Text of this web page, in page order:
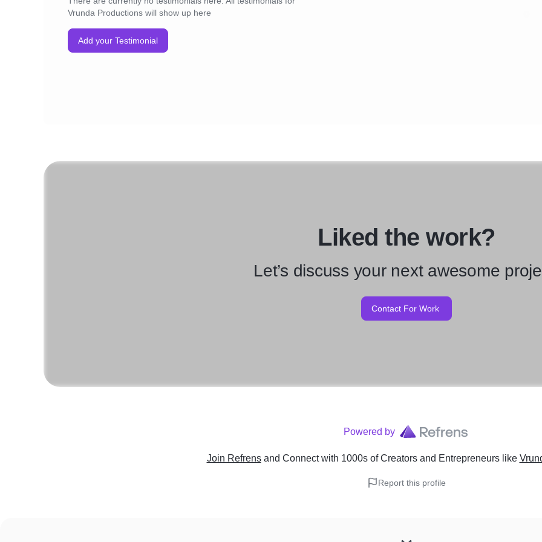
Vrunda Productions will show up here
Add your Testimonial
Liked the work?
Let’s discuss your next awesome
Contact For Work
Powered by
Join Refrens and Connect with 1000s of Creators and Entrepreneurslike
Report this profile